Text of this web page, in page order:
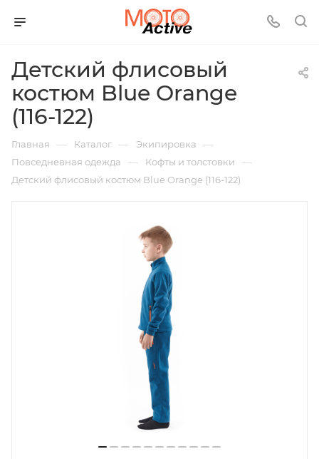
Детский флисовый
костюм Blue Orange
(116-122)
Главная — Каталог — Экипировка —
Повседневная одежда — Кофты и толстовки —
Детский флисовый костюм Blue Orange (116-122)